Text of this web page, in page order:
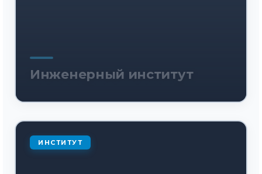
Инженерный институт
ИНСТИТУТ